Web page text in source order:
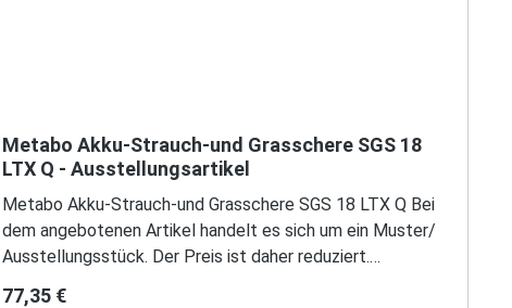
Metabo Akku-Strauch-und Grasschere SGS 18
LTX Q - Ausstellungsartikel
Metabo Akku-Strauch-und Grasschere SGS 18 LTX Q Bei
dem angebotenen Artikel handelt es sich um ein Muster/
Ausstellungsstück. Der Preis ist daher reduziert.
Regulärer Preis:
77,35 €